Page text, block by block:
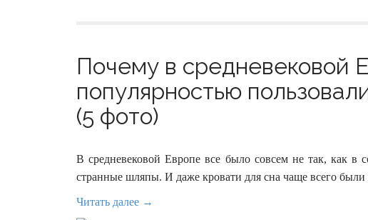
Почему в средневековой
популярностью
(5 фото)
В средневековой Европе все было совсем не так, как
странные шляпы. И даже кровати для сна чаще всего были
Читать далее →